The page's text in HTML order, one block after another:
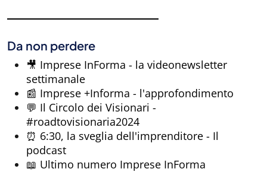
Da non perdere
🎥 Imprese InForma - la videonewsletter
settimanale
📰 Imprese +Informa - l'approfondimento
💬 Il Circolo dei Visionari -
#roadtovisionaria2024
⏰ 6:30, la sveglia dell'imprenditore - Il
podcast
📖 Ultimo numero Imprese InForma